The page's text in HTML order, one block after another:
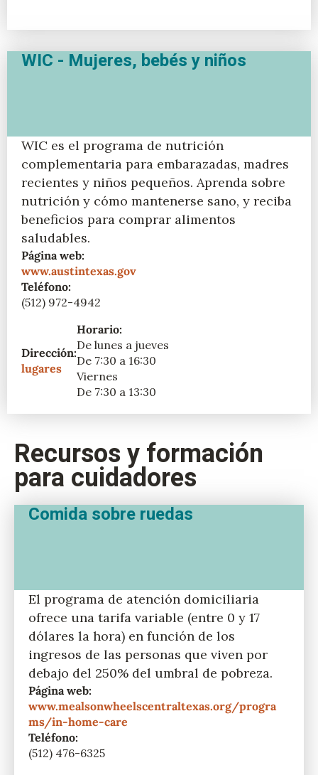
WIC - Mujeres, bebés y niños
WIC es el programa de nutrición
complementaria para embarazadas, madres
recientes y niños pequeños. Aprenda sobre
nutrición y cómo mantenerse sano, y reciba
beneficios para comprar alimentos
saludables.
Página web:
www.austintexas.gov
Teléfono:
(512) 972-4942
Dirección:
lugares
Horario:
De lunes a jueves
De 7:30 a 16:30
Viernes
De 7:30 a 13:30
Recursos y formación
para cuidadores
Comida sobre ruedas
El programa de atención domiciliaria
ofrece una tarifa variable (entre 0 y 17
dólares la hora) en función de los
ingresos de las personas que viven por
debajo del 250% del umbral de pobreza.
Página web:
www.mealsonwheelscentraltexas.org/progra
ms/in-home-care
Teléfono:
(512) 476-6325